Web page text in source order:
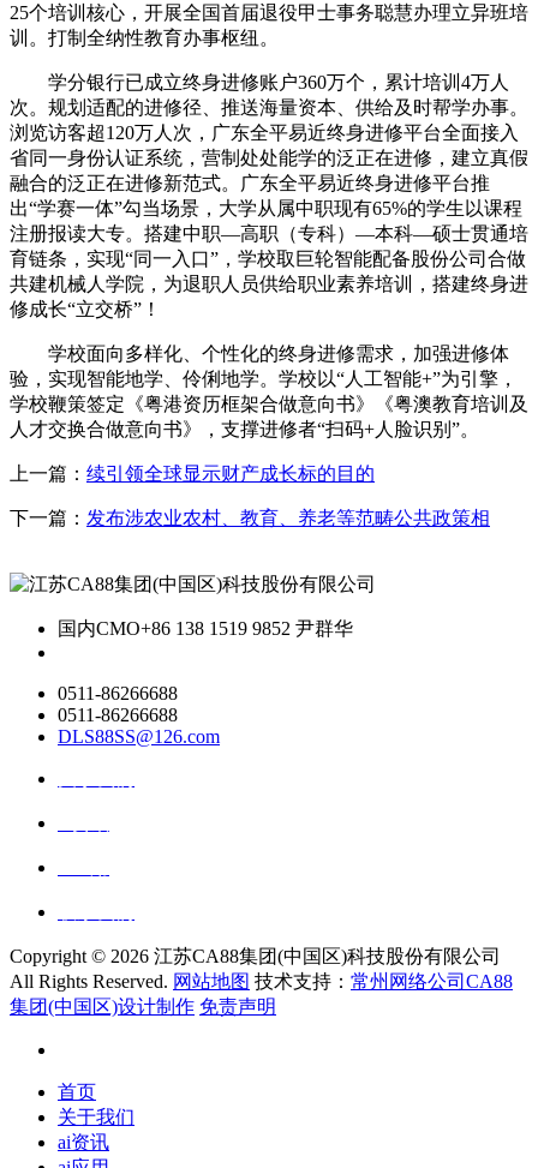
25个培训核心，开展全国首届退役甲士事务聪慧办理立异班培
训。打制全纳性教育办事枢纽。
学分银行已成立终身进修账户360万个，累计培训4万人
次。规划适配的进修径、推送海量资本、供给及时帮学办事。
浏览访客超120万人次，广东全平易近终身进修平台全面接入
省同一身份认证系统，营制处处能学的泛正在进修，建立真假
融合的泛正在进修新范式。广东全平易近终身进修平台推
出“学赛一体”勾当场景，大学从属中职现有65%的学生以课程
注册报读大专。搭建中职—高职（专科）—本科—硕士贯通培
育链条，实现“同一入口”，学校取巨轮智能配备股份公司合做
共建机械人学院，为退职人员供给职业素养培训，搭建终身进
修成长“立交桥”！
学校面向多样化、个性化的终身进修需求，加强进修体
验，实现智能地学、伶俐地学。学校以“人工智能+”为引擎，
学校鞭策签定《粤港资历框架合做意向书》《粤澳教育培训及
人才交换合做意向书》，支撑进修者“扫码+人脸识别”。
上一篇： 续引领全球显示财产成长标的目的
下一篇： 发布涉农业农村、教育、养老等范畴公共政策相
国内CMO+86 138 1519 9852 尹群华
0511-86266688
0511-86266688
DLS88SS@126.com
Copyright © 2026 江苏CA88集团(中国区)科技股份有限公司
All Rights Reserved. 网站地图 技术支持： 常州网络公司CA88
集团(中国区)设计制作 免责声明
首页
关于我们
ai资讯